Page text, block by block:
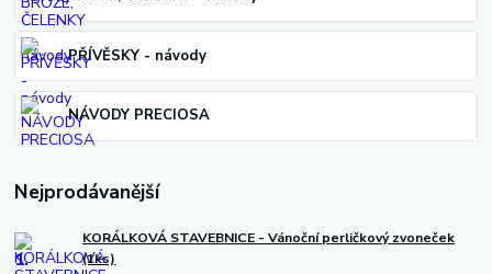
PŘÍVĚSKY - návody
NÁVODY PRECIOSA
Nejprodávanější
1.
KORÁLKOVÁ STAVEBNICE - Vánoční perličkový zvoneček
(1ks)